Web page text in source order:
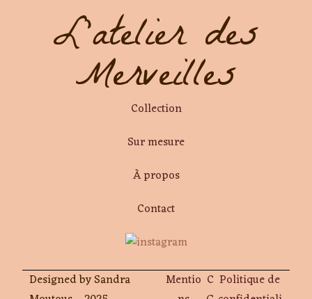
L'atelier des
Merveilles
Collection
Sur mesure
À propos
Contact
Designed by Sandra
Mentio C Politique de